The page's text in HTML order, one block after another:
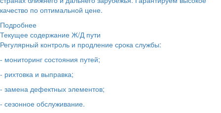
качество по оптимальной цене.
Подробнее
Текущее содержание Ж/Д пути
Регулярный контроль и продление срока службы:
- мониторинг состояния путей;
- рихтовка и выправка;
- замена дефектных элементов;
- сезонное обслуживание.